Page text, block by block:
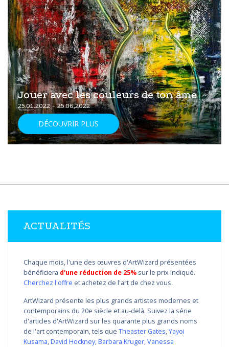
Jouer avec les couleurs de ton âme
25.01.2022 - 25.06.2022
DÉCOUVRIR PLUS
ACTUALITÉS
Chaque mois, l'une des œuvres d'ArtWizard présentées
bénéficiera d'une réduction de 25% sur le prix indiqué.
Cherchez l'offre et achetez de l'art de chez vous.
ArtWizard présente les plus grands artistes modernes et
contemporains du 20e siècle et au-delà. Suivez la série
d'articles d'ArtWizard sur les quarante plus grands noms
de l'art contemporain, tels que Theaster Gates,Yayoi
Kusama,David Hockney,Barbara Kruger,Vanessa